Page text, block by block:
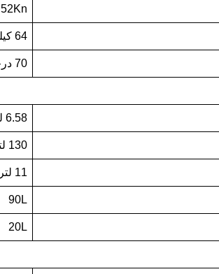
52Kn
64 كيلو نيوتن
70 درجة
6.58 لتر/ساعة
130 لترًا
11 لتر
90L
20L